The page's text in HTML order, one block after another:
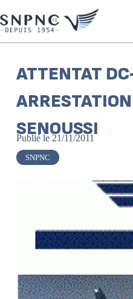
ATTENTAT
SENOUSSI
Publié le 21/11/2011
SNPNC